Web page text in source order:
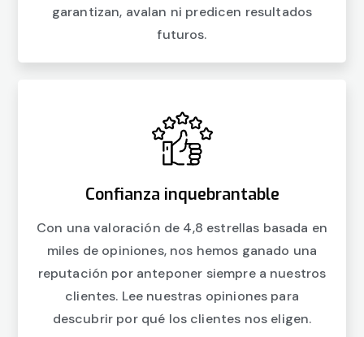
garantizan, avalan ni predicen resultados
futuros.
Confianza inquebrantable
Con una valoración de 4,8 estrellas basada en
miles de opiniones, nos hemos ganado una
reputación por anteponer siempre a nuestros
clientes. Lee nuestras opiniones para
descubrir por qué los clientes nos eligen.